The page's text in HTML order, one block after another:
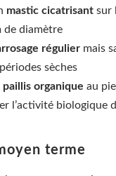
mastic cicatrisant sur
de diamètre
régulier mais
sèches
paillis organique au
l’activité biologique
terme